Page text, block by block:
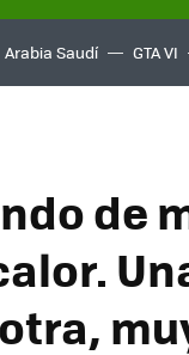
Arabia Saudí GTA VI
de